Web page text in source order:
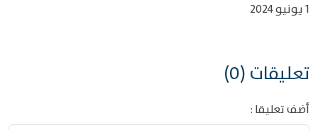
1 يونيو 2024
تعليقات (0)
أضف تعليقا :